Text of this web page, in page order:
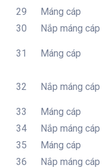
29 Máng cáp
30
Nắp máng cáp
31 Máng cáp
32 Nắp máng cáp
33 Máng cáp
34
Nắp máng cáp
35
Máng cáp
36
Nắp máng cáp